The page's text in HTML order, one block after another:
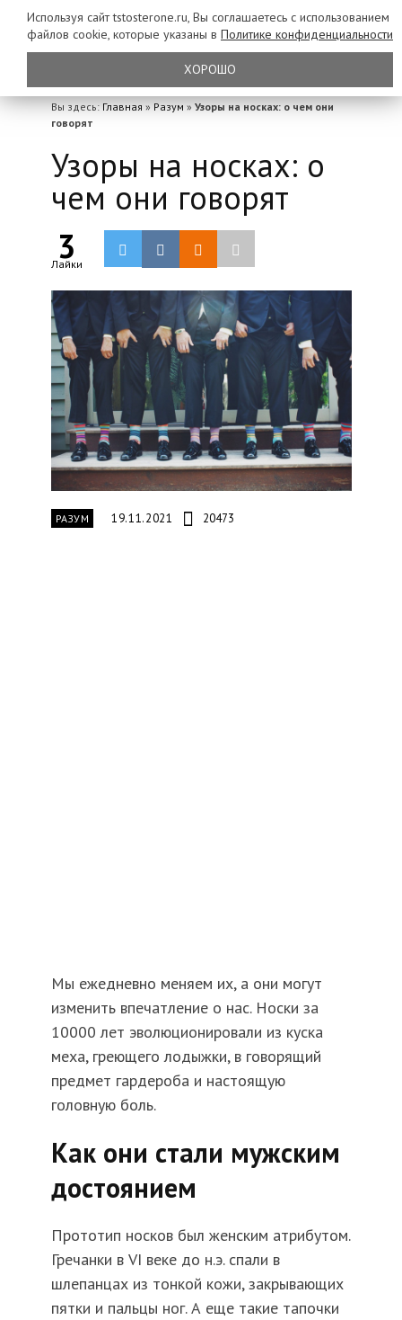
Вы здесь: Главная » Разум » Узоры на носках: о чем они
говорят
Узоры на носках: о
чем они говорят
3
Лайки
РАЗУМ 19.11.2021 20473
Мы ежедневно меняем их, а они могут
изменить впечатление о нас. Носки за
10000 лет эволюционировали из куска
меха, греющего лодыжки, в говорящий
предмет гардероба и настоящую
головную боль.
Как они стали мужским
достоянием
Прототип носков был женским атрибутом.
Гречанки в VI веке до н.э. спали в
шлепанцах из тонкой кожи, закрывающих
пятки и пальцы ног. А еще такие тапочки
Используя сайт tstosterone.ru, Вы соглашаетесь с использованием
файлов cookie, которые указаны в Политике конфиденциальности
ХОРОШО